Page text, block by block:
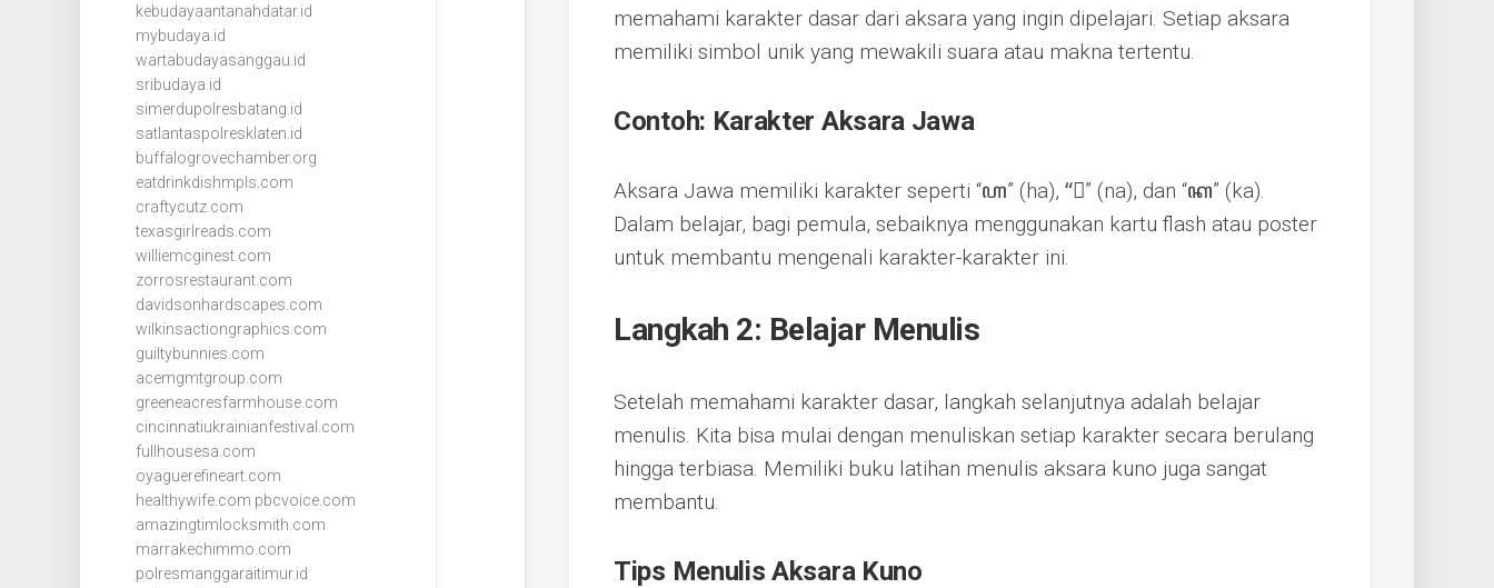
kebudayaantanahdatar.id
mybudaya.id
wartabudayasanggau.id
sribudaya.id
simerdupolresbatang.id
satlantaspolresklaten.id
buffalogrovechamber.org
eatdrinkdishmpls.com
craftycutz.com
texasgirlreads.com
williemcginest.com
zorrosrestaurant.com
davidsonhardscapes.com
wilkinsactiongraphics.com
guiltybunnies.com
acemgmtgroup.com
greeneacresfarmhouse.com
cincinnatiukrainianfestival.com
fullhousesa.com
oyaguerefineart.com
healthywife.com pbcvoice.com
amazingtimlocksmith.com
marrakechimmo.com
polresmanggaraitimur.id
memahami karakter dasar dari aksara yang ingin dipelajari. Setiap aksara
memiliki simbol unik yang mewakili suara atau makna tertentu.
Contoh: Karakter Aksara Jawa
Aksara Jawa memiliki karakter seperti “ꦲ” (ha), “ꦷ” (na), dan “ꦏ” (ka).
Dalam belajar, bagi pemula, sebaiknya menggunakan kartu flash atau poster
untuk membantu mengenali karakter-karakter ini.
Langkah 2: Belajar Menulis
Setelah memahami karakter dasar, langkah selanjutnya adalah belajar
menulis. Kita bisa mulai dengan menuliskan setiap karakter secara berulang
hingga terbiasa. Memiliki buku latihan menulis aksara kuno juga sangat
membantu.
Tips Menulis Aksara Kuno